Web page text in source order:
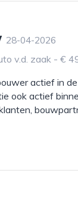
28-04-2026
v.d. zaak - €
actief in
ook actief